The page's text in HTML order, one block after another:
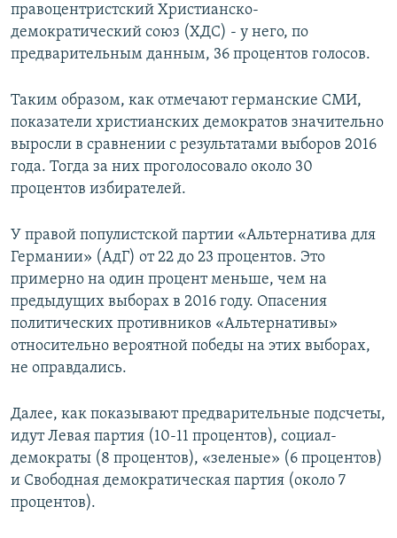
правоцентристский Христианско-
демократический союз (ХДС) - у него, по
предварительным данным, 36 процентов голосов.
Таким образом, как отмечают германские СМИ,
показатели христианских демократов значительно
выросли в сравнении с результатами выборов 2016
года. Тогда за них проголосовало около 30
процентов избирателей.
У правой популистской партии «Альтернатива для
Германии» (АдГ) от 22 до 23 процентов. Это
примерно на один процент меньше, чем на
предыдущих выборах в 2016 году. Опасения
политических противников «Альтернативы»
относительно вероятной победы на этих выборах,
не оправдались.
Далее, как показывают предварительные подсчеты,
идут Левая партия (10-11 процентов), социал-
демократы (8 процентов), «зеленые» (6 процентов)
и Свободная демократическая партия (около 7
процентов).